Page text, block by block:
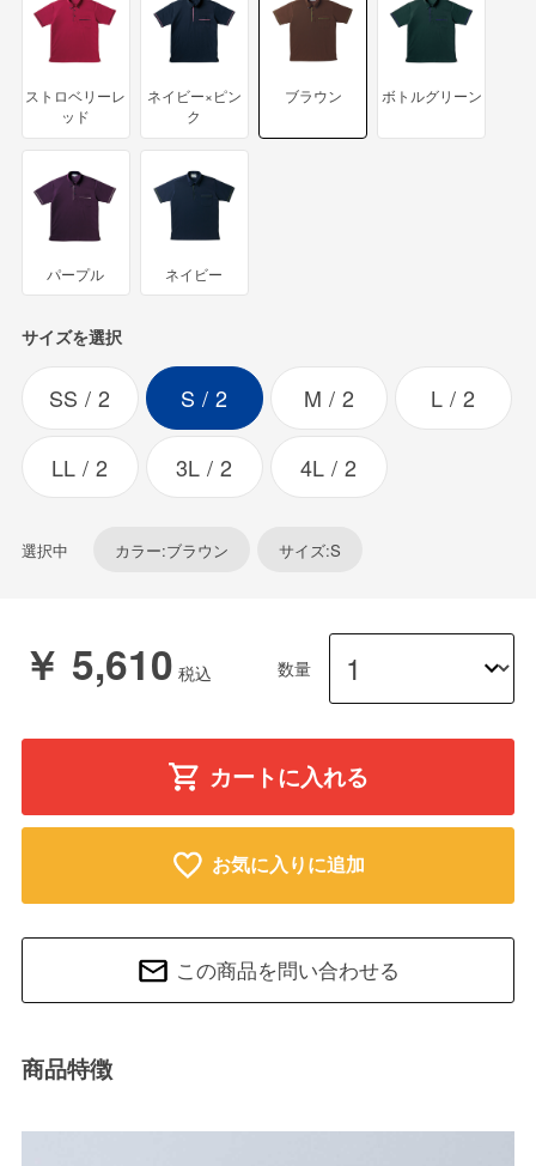
ストロベリーレ
ッド
ネイビー×ピン
ク
ブラウン ボトルグリーン
パープル ネイビー
サイズを選択
SS 2 S 2 M 2 L 2
LL 2 3L 2 4L 2
選択中 カラー:ブラウン サイズ:S
￥ 5,610 数量
カートに入れる
お気に入りに追加
この商品を問い合わせる
商品特徴